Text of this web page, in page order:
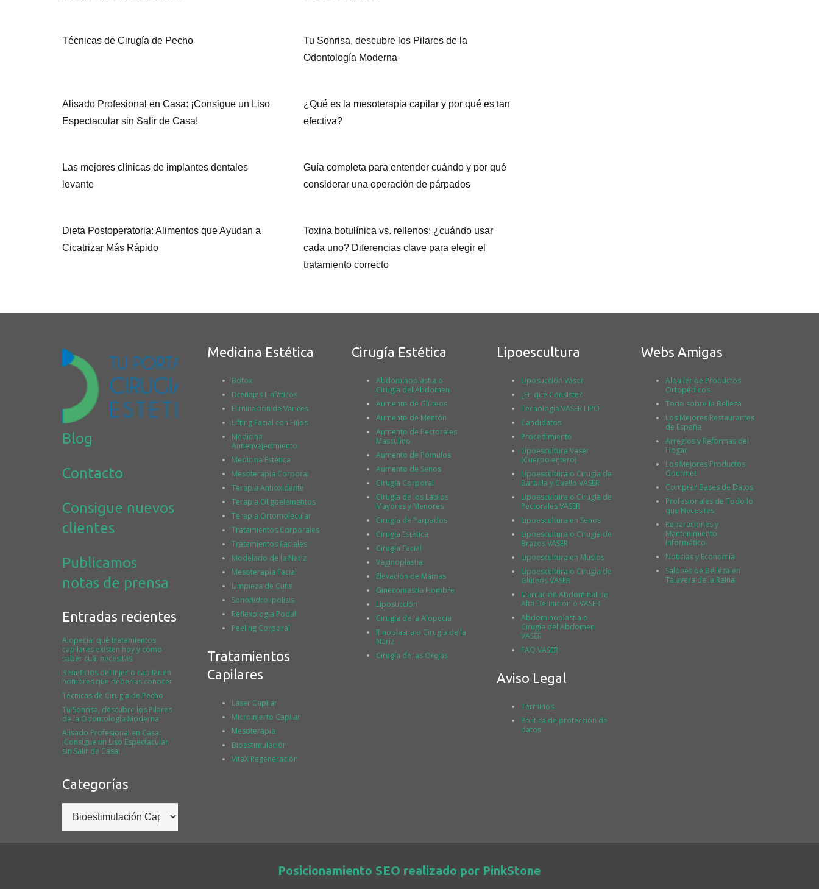
Técnicas de Cirugía de Pecho
Tu Sonrisa, descubre los Pilares de la
Odontología Moderna
Alisado Profesional en Casa: ¡Consigue un Liso
Espectacular sin Salir de Casa!
¿Qué es la mesoterapia capilar y por qué es tan
efectiva?
Las mejores clínicas de implantes dentales
levante
Guía completa para entender cuándo y por qué
considerar una operación de párpados
Dieta Postoperatoria: Alimentos que Ayudan a
Cicatrizar Más Rápido
Toxina botulínica vs. rellenos: ¿cuándo usar
cada uno? Diferencias clave para elegir el
tratamiento correcto
Blog
Contacto
Consigue nuevos
clientes
Publicamos
notas de prensa
Entradas recientes
Alopecia: qué tratamientos
capilares existen hoy y cómo
saber cuál necesitas
Beneficios del injerto capilar en
hombres que deberías conocer
Técnicas de Cirugía de Pecho
Tu Sonrisa, descubre los Pilares
de la Odontología Moderna
Alisado Profesional en Casa:
¡Consigue un Liso Espectacular
sin Salir de Casa!
Categorías
Categorías
Medicina Estética
Botox
Drenajes Linfáticos
Eliminación de Varices
Lifting Facial con Hilos
Medicina
Antienvejecimiento
Medicina Estética
Mesoterapia Corporal
Terapia Antioxidante
Terapia Oligoelementos
Terapia Ortomolecular
Tratamientos Corporales
Tratamientos Faciales
Modelado de la Nariz
Mesoterapia Facial
Limpieza de Cutis
Sonohidrolipolisis
Reflexología Podal
Peeling Corporal
Tratamientos
Capilares
Láser Capilar
Microinjerto Capilar
Mesoterapia
Bioestimulación
VitaX Regeneración
Cirugía Estética
Abdominoplastia o
Cirugía del Abdomen
Aumento de Glúteos
Aumento de Mentón
Aumento de Pectorales
Masculino
Aumento de Pómulos
Aumento de Senos
Cirugía Corporal
Cirugía de los Labios
Mayores y Menores
Cirugía de Parpados
Cirugía Estética
Cirugía Facial
Vaginoplastia
Elevación de Mamas
Ginecomastia Hombre
Liposucción
Cirugía de la Alopecia
Rinoplastia o Cirugía de la
Nariz
Cirugía de las Orejas
Lipoescultura
Liposucción Vaser
¿En qué Consiste?
Tecnología VASER LIPO
Candidatos
Procedimiento
Lipoescultura Vaser
(Cuerpo entero)
Lipoescultura o Cirugía de
Barbilla y Cuello VASER
Lipoescultura o Cirugía de
Pectorales VASER
Lipoescultura en Senos
Lipoescultura o Cirugía de
Brazos VASER
Lipoescultura en Muslos
Lipoescultura o Cirugía de
Glúteos VASER
Marcación Abdominal de
Alta Definición o VASER
Abdominoplastia o
Cirugía del Abdomen
VASER
FAQ VASER
Aviso Legal
Términos
Política de protección de
datos
Webs Amigas
Alquiler de Productos
Ortopédicos
Todo sobre la Belleza
Los Mejores Restaurantes
de España
Arreglos y Reformas del
Hogar
Los Mejores Productos
Gourmet
Comprar Bases de Datos
Profesionales de Todo lo
que Necesites
Reparaciones y
Mantenimiento
Informático
Noticias y Economía
Salones de Belleza en
Talavera de la Reina
Posicionamiento SEO realizado por PinkStone